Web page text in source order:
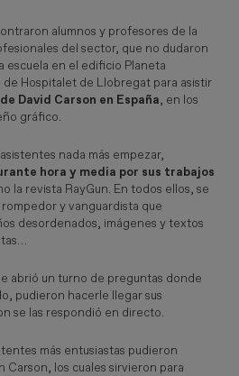
alumnos y profesores de la
del sector, que no dudaron
escuela en el edificio Planeta
de Hospitalet de Llobregat para asistir
David Carson en España, en los
gráfico.
nada más empezar,
hora y media por sus trabajos
la revista RayGun. En todos ellos, se
y vanguardista que
desordenados, imágenes y textos
abrió un turno de preguntas donde
pudieron hacerle llegar sus
se las respondió en directo.
más entusiastas pudieron
Carson, los cuales sirvieron para